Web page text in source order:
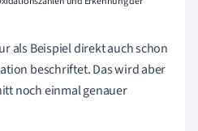
als Beispiel direkt auch schon
beschriftet. Das wird aber
noch einmal genauer